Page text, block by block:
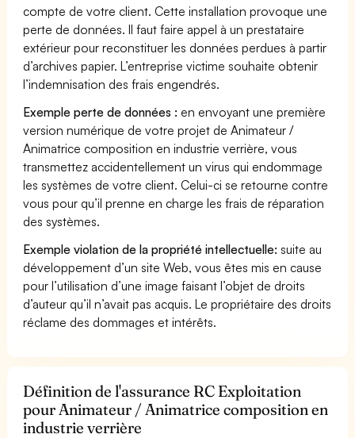
compte de votre client. Cette installation provoque une
perte de données. Il faut faire appel à un prestataire
extérieur pour reconstituer les données perdues à partir
d’archives papier. L’entreprise victime souhaite obtenir
l’indemnisation des frais engendrés.
Exemple perte de données : en envoyant une première
version numérique de votre projet de Animateur /
Animatrice composition en industrie verrière, vous
transmettez accidentellement un virus qui endommage
les systèmes de votre client. Celui-ci se retourne contre
vous pour qu’il prenne en charge les frais de réparation
des systèmes.
Exemple violation de la propriété intellectuelle: suite au
développement d’un site Web, vous êtes mis en cause
pour l’utilisation d’une image faisant l’objet de droits
d’auteur qu’il n’avait pas acquis. Le propriétaire des droits
réclame des dommages et intérêts.
Définition de l'assurance RC Exploitation
pour Animateur / Animatrice composition en
industrie verrière